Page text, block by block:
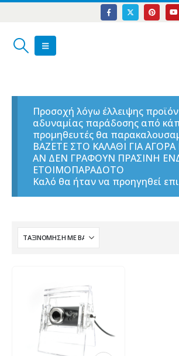
Προσοχή λόγω έλλειψης
αδυναμίας παράδοσης από
προμηθευτές θα
ΒΑΖΕΤΕ ΣΤΟ ΚΑΛΑΘΙ ΓΙΑ
ΑΝ ΔΕΝ ΓΡΑΦΟΥΝ ΠΡΑΣΙΝΗ
ΕΤΟΙΜΟΠΑΡΑΔΟΤΟ
Καλό θα ήταν να προηγηθεί